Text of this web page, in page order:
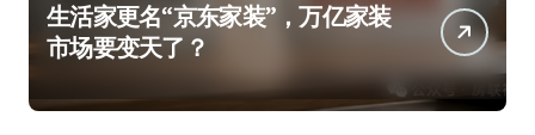
生活家更名“京东家装”，万亿家装
市场要变天了？